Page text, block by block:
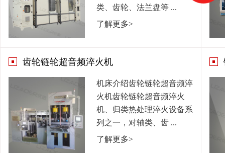
类、齿轮、法兰盘等 ...
了解更多>
齿轮链轮超音频淬火机
机床介绍齿轮链轮超音频淬
火机齿轮链轮超音频淬火
机、归类热处理淬火设备系
列之一，对轴类、齿 ...
了解更多>